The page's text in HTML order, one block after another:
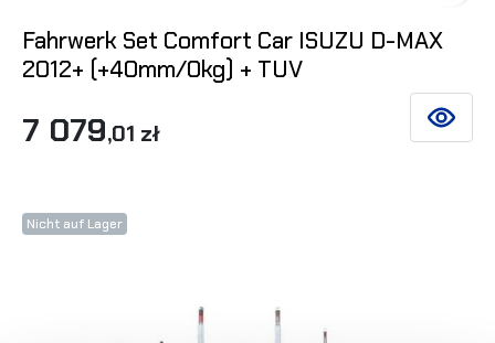
Fahrwerk Set Comfort Car ISUZU D-MAX
2012+ (+40mm/0kg) + TUV
7 079,01 zł SIEHE
Nicht auf Lager